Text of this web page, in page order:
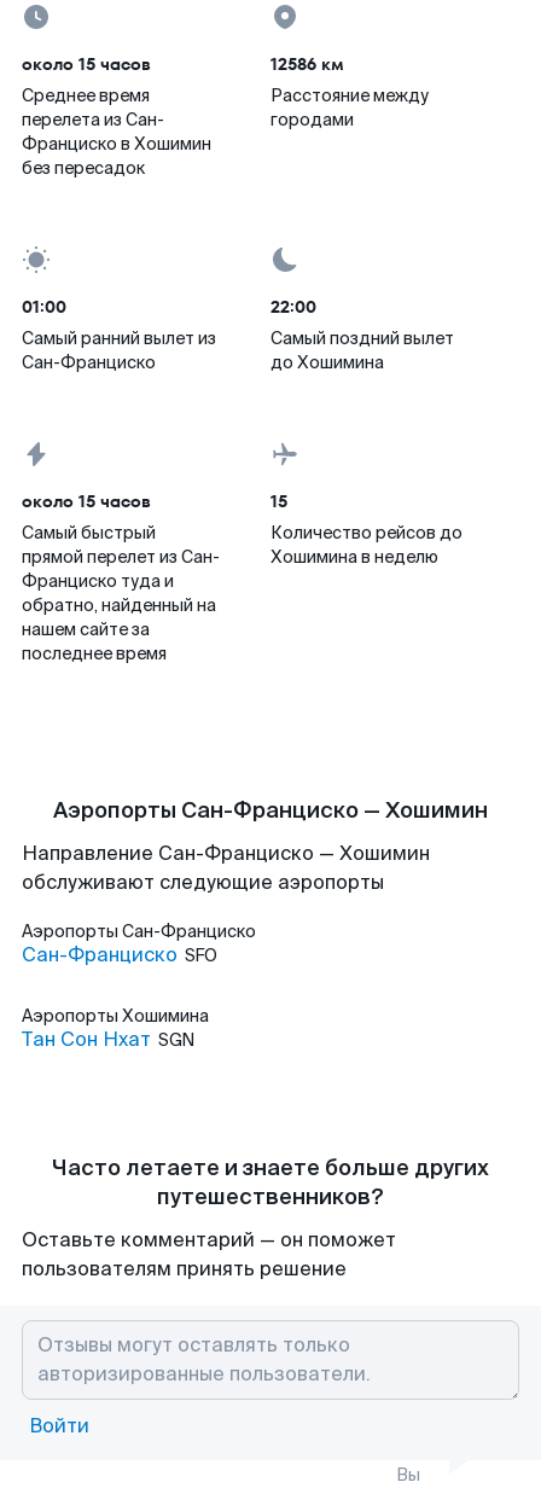
около 15 часов
Среднее время
перелета из Сан-
Франциско в Хошимин
без пересадок
12586 км
Расстояние между
городами
01:00
Самый ранний вылет из
Сан-Франциско
22:00
Самый поздний вылет
до Хошимина
около 15 часов
Самый быстрый
прямой перелет из Сан-
Франциско туда и
обратно, найденный на
нашем сайте за
последнее время
15
Количество рейсов до
Хошимина в неделю
Аэропорты Сан-Франциско — Хошимин
Направление Сан-Франциско — Хошимин
обслуживают следующие аэропорты
Аэропорты Сан-Франциско
Сан-Франциско SFO
Аэропорты Хошимина
Тан Сон Нхат SGN
Часто летаете и знаете больше других
путешественников?
Оставьте комментарий — он поможет
пользователям принять решение
Войти
Вы